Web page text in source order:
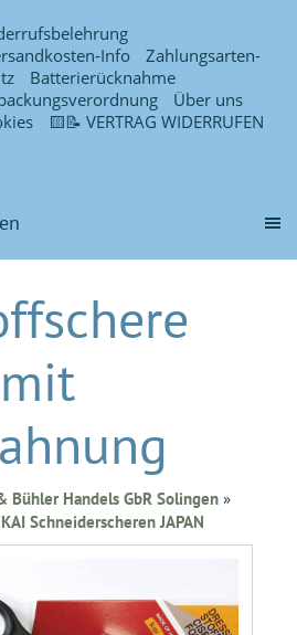
Info
Zahlungsarten-
Batterierücknahme
Über uns
🟨📝 VERTRAG WIDERRUFEN
Bühler Handels GbR Solingen »
KAI Schneiderscheren JAPAN